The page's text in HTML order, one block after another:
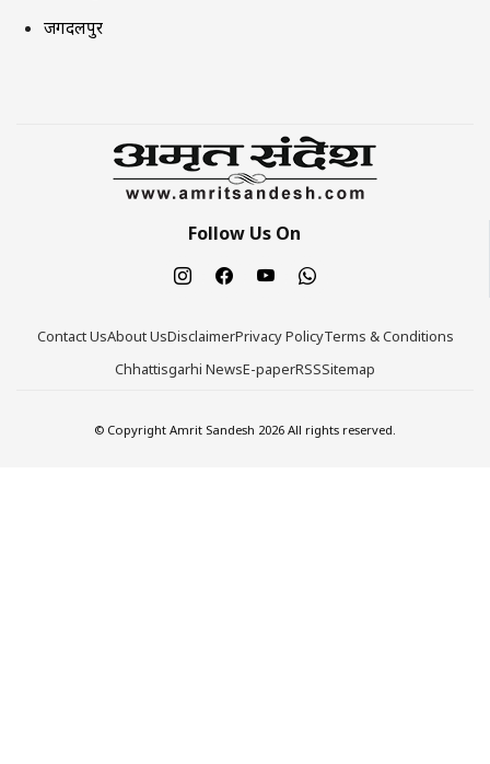
जगदलपुर
Follow Us On
Contact UsAbout UsDisclaimerPrivacy PolicyTerms & Conditions
Chhattisgarhi NewsE-paperRSSSitemap
© Copyright Amrit Sandesh 2026 All rights reserved.